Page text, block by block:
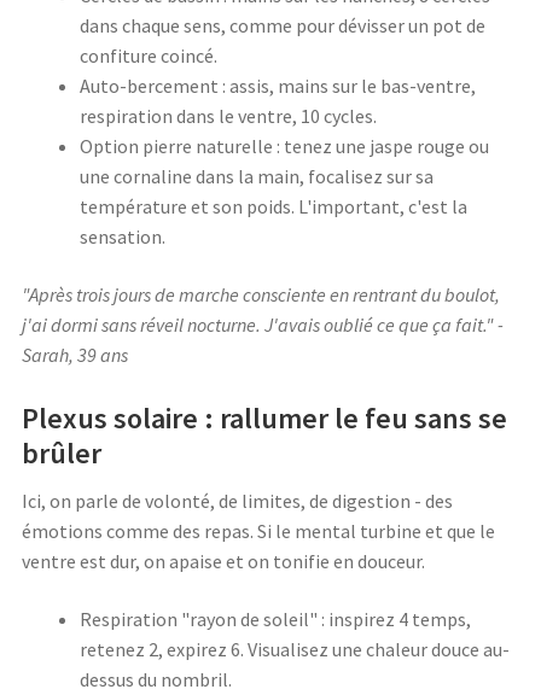
dans chaque sens, comme pour dévisser un pot de
confiture coincé.
Auto-bercement : assis, mains sur le bas-ventre,
respiration dans le ventre, 10 cycles.
Option pierre naturelle : tenez une jaspe rouge ou
une cornaline dans la main, focalisez sur sa
température et son poids. L'important, c'est la
sensation.
"Après trois jours de marche consciente en rentrant du boulot,
j'ai dormi sans réveil nocturne. J'avais oublié ce que ça fait." -
Sarah, 39 ans
Plexus solaire : rallumer le feu sans se
brûler
Ici, on parle de volonté, de limites, de digestion - des
émotions comme des repas. Si le mental turbine et que le
ventre est dur, on apaise et on tonifie en douceur.
Respiration "rayon de soleil" : inspirez 4 temps,
retenez 2, expirez 6. Visualisez une chaleur douce au-
dessus du nombril.